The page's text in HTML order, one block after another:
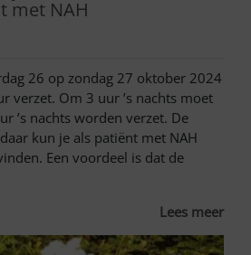
met NAH
26 op zondag 27 oktober 2024
verzet. Om 3 uur ’s nachts moet
’s nachts worden verzet. De
kun je als patiënt met NAH
Een voordeel is dat de
Lees meer